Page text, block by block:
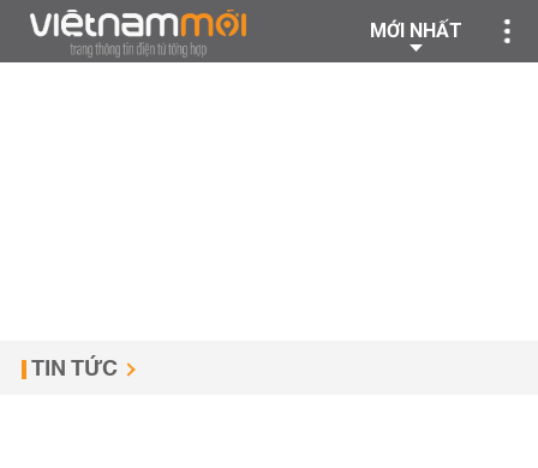
MỚI NHẤT
TIN TỨC